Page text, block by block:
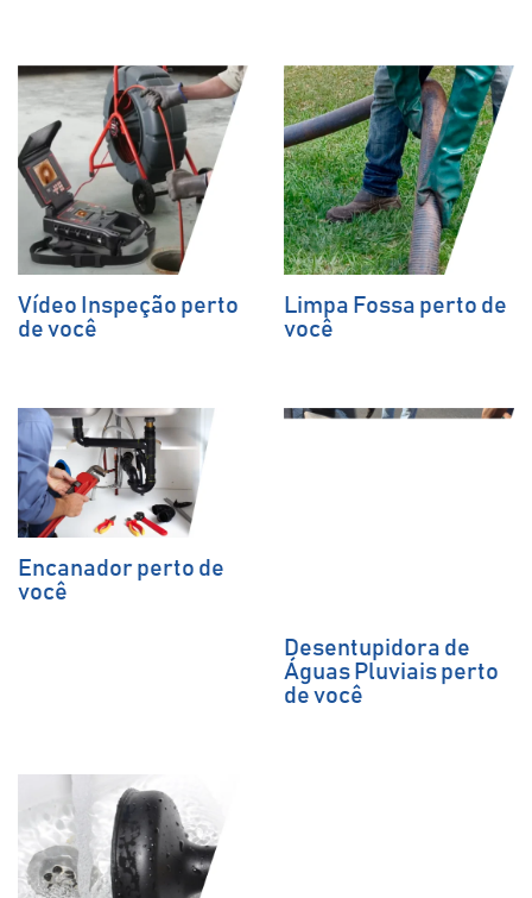
Vídeo Inspeção perto
de você
Limpa Fossa perto de
você
Encanador perto de
você
Desentupidora de
Águas Pluviais perto
de você